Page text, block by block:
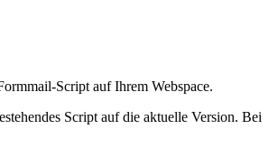
Script auf Ihrem Webspace.
Script auf die aktuelle Version. Bei